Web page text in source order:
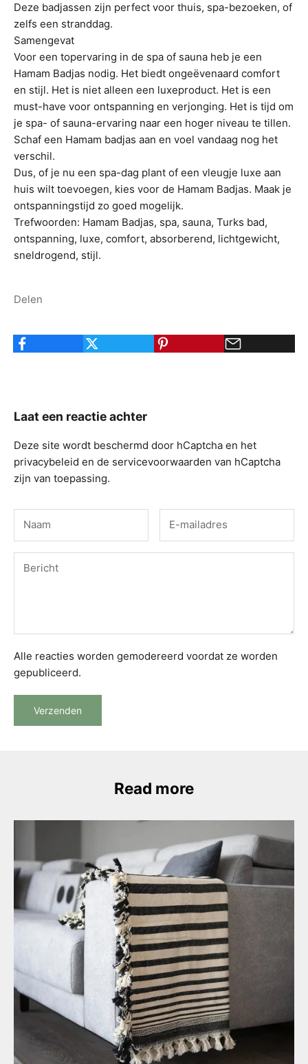
Deze badjassen zijn perfect voor thuis, spa-bezoeken, of
zelfs een stranddag.
Samengevat
Voor een topervaring in de spa of sauna heb je een
Hamam Badjas nodig. Het biedt ongeëvenaard comfort
en stijl. Het is niet alleen een luxeproduct. Het is een
must-have voor ontspanning en verjonging. Het is tijd om
je spa- of sauna-ervaring naar een hoger niveau te tillen.
Schaf een Hamam badjas aan en voel vandaag nog het
verschil.
Dus, of je nu een spa-dag plant of een vleugje luxe aan
huis wilt toevoegen, kies voor de Hamam Badjas. Maak je
ontspanningstijd zo goed mogelijk.
Trefwoorden: Hamam Badjas, spa, sauna, Turks bad,
ontspanning, luxe, comfort, absorberend, lichtgewicht,
sneldrogend, stijl.
Delen
Laat een reactie achter
Deze site wordt beschermd door hCaptcha en het
privacybeleid en de servicevoorwaarden van hCaptcha
zijn van toepassing.
Alle reacties worden gemodereerd voordat ze worden
gepubliceerd.
Verzenden
Read more